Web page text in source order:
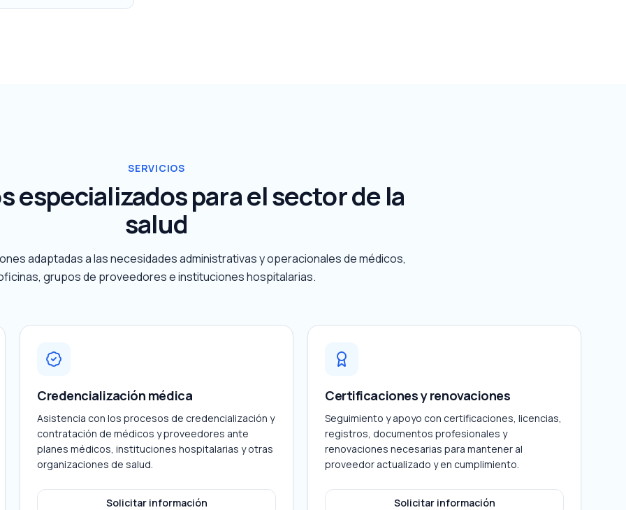
SERVICIOS
especializados para el sector de la
salud
adaptadas a las necesidades administrativas y operacionales de médicos,
grupos de proveedores e instituciones hospitalarias.
Credencialización médica
Asistencia con los procesos de credencialización y
contratación de médicos y proveedores ante
planes médicos, instituciones hospitalarias y otras
organizaciones de salud.
Solicitar información
Certificaciones y renovaciones
Seguimiento y apoyo con certificaciones, licencias,
registros, documentos profesionales y
renovaciones necesarias para mantener al
proveedor actualizado y en cumplimiento.
Solicitar información